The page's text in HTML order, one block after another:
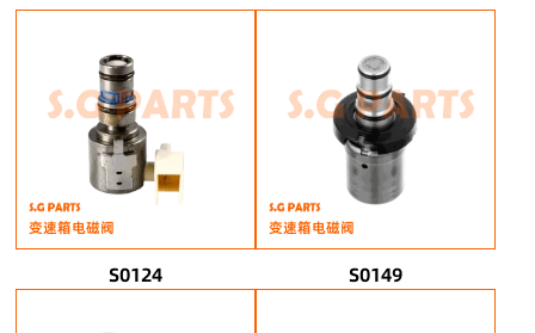
变速箱电磁阀
S0124
变速箱电磁阀
S0149